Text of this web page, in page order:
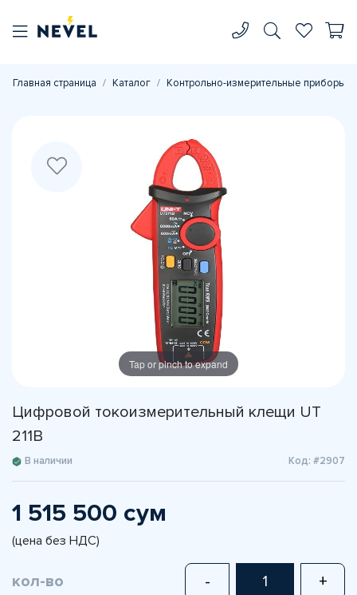
Главная страница Каталог Контрольно-измерительные приборы
Tap or pinch to expand
Цифровой токоизмерительный клещи UT
211B
В наличии Код: #2907
1 515 500 сум
(цена без НДС)
кол-во - +